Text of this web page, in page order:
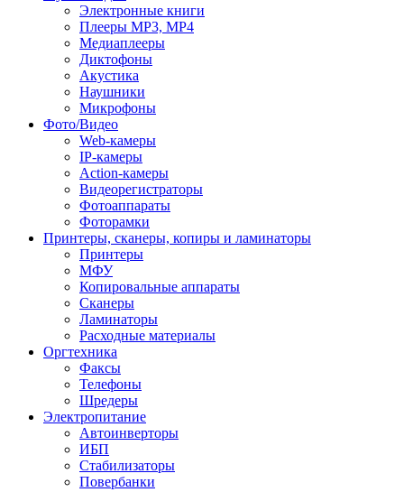
Электронные книги
Плееры MP3, MP4
Медиаплееры
Диктофоны
Акустика
Наушники
Микрофоны
Фото/Видео
Web-камеры
IP-камеры
Action-камеры
Видеорегистраторы
Фотоаппараты
Фоторамки
Принтеры, сканеры, копиры и ламинаторы
Принтеры
МФУ
Копировальные аппараты
Сканеры
Ламинаторы
Расходные материалы
Оргтехника
Факсы
Телефоны
Шредеры
Электропитание
Автоинверторы
ИБП
Стабилизаторы
Повербанки